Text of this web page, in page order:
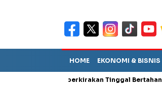
HOME EKONOMI & BISNIS
TPA Diperkirakan Tinggal Bertahan Dua Bulan